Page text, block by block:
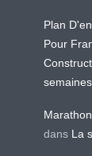
Plan
Pour
semaines
dans La